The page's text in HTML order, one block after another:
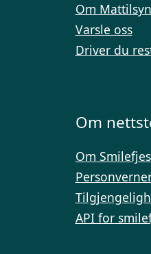
Om
Varsle oss
Driver du
Om
Om Smilefjes
API for